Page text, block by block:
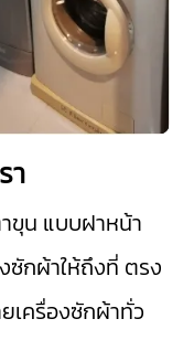
า
ขุน แบบฝาหน้า
ซักผ้าให้ถึงที่ ตรง
เครื่องซักผ้าทั่ว